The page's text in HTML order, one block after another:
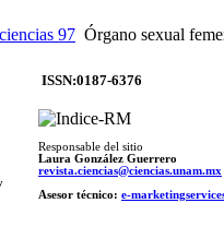
97 Órgano sexual
ISSN:0187-6376
Responsable del sitio
Laura González Guerrero
revista.ciencias@ciencias.unam.mx
Asesor técnico: e-